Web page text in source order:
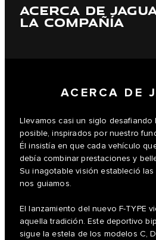
ACERCA DE
LA COMPAÑÍA
ACERCA DE
Llevamos casi un siglo desafiando
posible, inspirados por nuestro
Él insistía en que cada vehículo
debía combinar prestaciones y
Su inagotable visión estableció
nos guiamos.
El lanzamiento del nuevo F‑TYPE
aquella tradición. Este deportivo
sigue la estela de los modelos C, D